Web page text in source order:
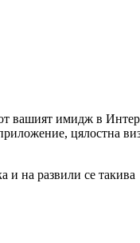
вашият имидж в
цялостна
и на развили се такива